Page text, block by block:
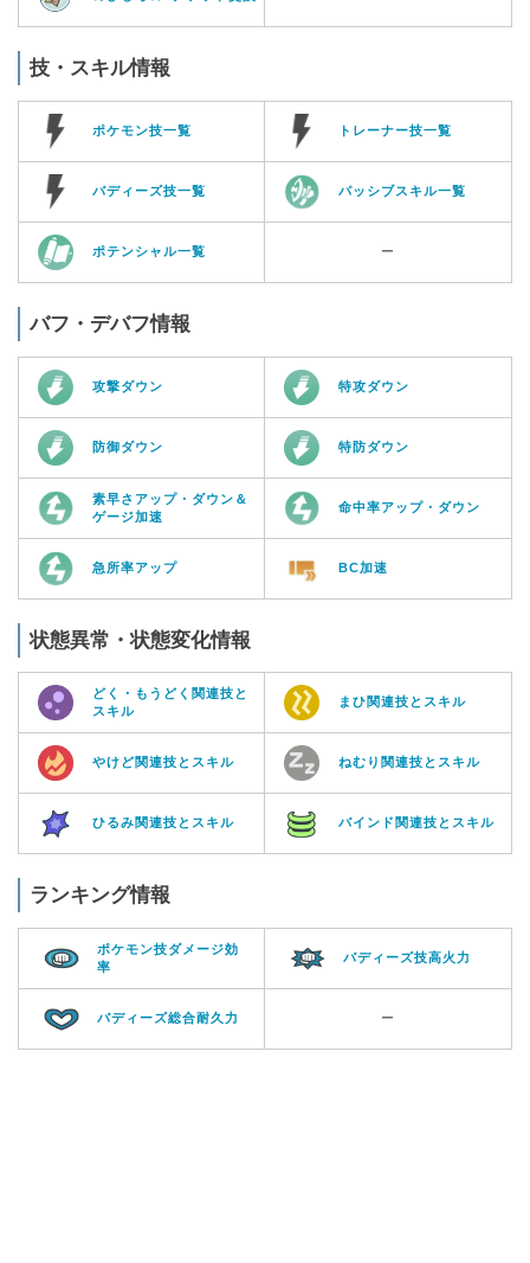
技・スキル情報
ポケモン技一覧 トレーナー技一覧
バディーズ技一覧 パッシブスキル一覧
ポテンシャル一覧 ー
バフ・デバフ情報
攻撃ダウン 特攻ダウン
防御ダウン 特防ダウン
素早さアップ・ダウン＆
ゲージ加速
命中率アップ・ダウン
急所率アップ BC加速
状態異常・状態変化情報
どく・もうどく関連技と
スキル
まひ関連技とスキル
やけど関連技とスキル ねむり関連技とスキル
ひるみ関連技とスキル バインド関連技とスキル
ランキング情報
ポケモン技ダメージ効
率
バディーズ技高火力
バディーズ総合耐久力 ー